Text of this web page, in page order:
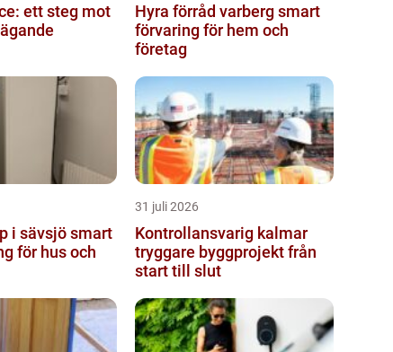
ett steg mot
Hyra förråd varberg smart
förvaring för hem och
företag
smart
för hus och
31 juli 2026
Kontrollansvarig kalmar
tryggare byggprojekt från
start till slut